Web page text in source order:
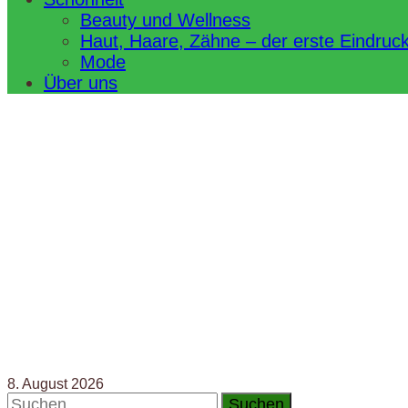
Beauty und Wellness
Haut, Haare, Zähne – der erste
Mode
Über uns
8. August 2026
Suchen